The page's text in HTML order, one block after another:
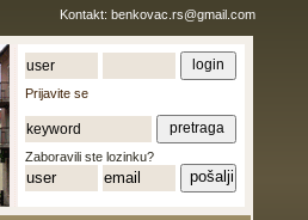
Kontakt: benkovac.rs@gmail.com
Prijavite se
Zaboravili ste lozinku?